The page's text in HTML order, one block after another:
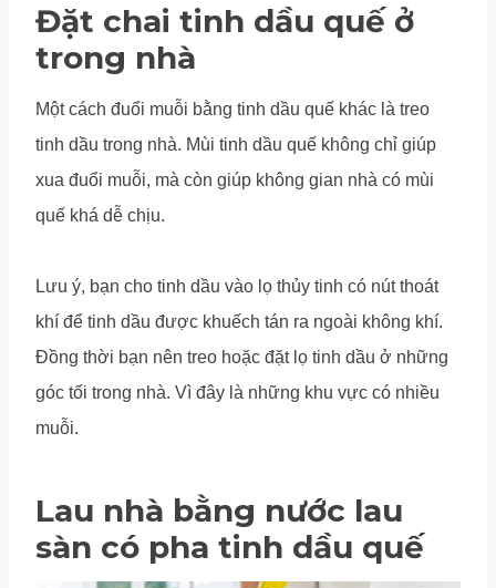
Đặt chai tinh dầu quế ở
trong nhà
Một cách đuổi muỗi bằng tinh dầu quế khác là treo
tinh dầu trong nhà. Mùi tinh dầu quế không chỉ giúp
xua đuổi muỗi, mà còn giúp không gian nhà có mùi
quế khá dễ chịu.
Lưu ý, bạn cho tinh dầu vào lọ thủy tinh có nút thoát
khí để tinh dầu được khuếch tán ra ngoài không khí.
Đồng thời bạn nên treo hoặc đặt lọ tinh dầu ở những
góc tối trong nhà. Vì đây là những khu vực có nhiều
muỗi.
Lau nhà bằng nước lau
sàn có pha tinh dầu quế